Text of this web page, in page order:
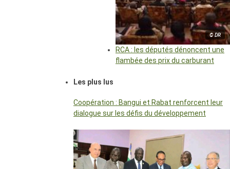
© DR
RCA : les députés dénoncent une
flambée des prix du carburant
Les plus lus
Coopération : Bangui et Rabat renforcent leur
dialogue sur les défis du développement